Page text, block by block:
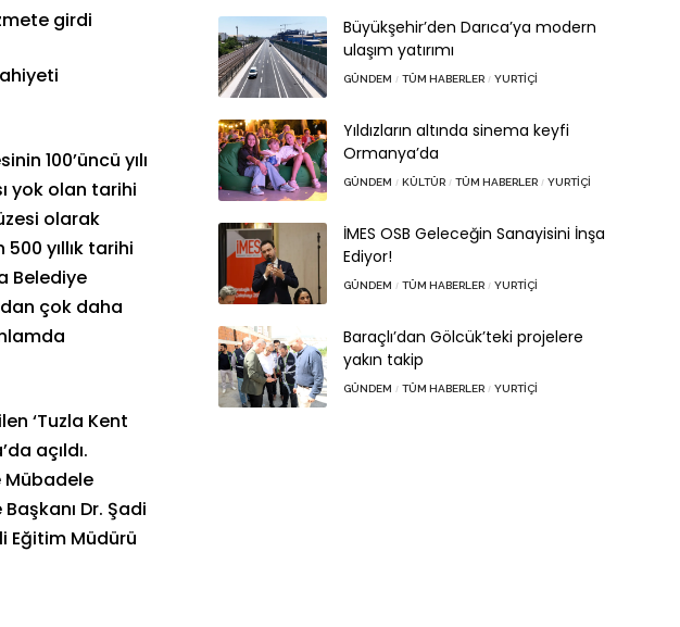
girdi
100’üncü yılı
yok olan tarihi
olarak
yıllık tarihi
Belediye
çok daha
‘Tuzla Kent
açıldı.
Mübadele
Dr. Şadi
Eğitim Müdürü
Büyükşehir’den Darıca’ya modern
ulaşım yatırımı
GÜNDEM TÜM HABERLER YURTIÇI
Yıldızların altında sinema keyfi
Ormanya’da
GÜNDEM KÜLTÜR TÜM HABERLER YURTIÇI
İMES OSB Geleceğin Sanayisini İnşa
Ediyor!
GÜNDEM TÜM HABERLER YURTIÇI
Baraçlı’dan Gölcük’teki projelere
yakın takip
GÜNDEM TÜM HABERLER YURTIÇI